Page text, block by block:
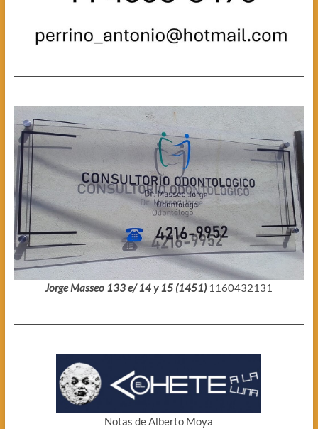
Jorge Masseo 133 e/ 14 y 15 (1451) 1160432131
Notas de Alberto Moya